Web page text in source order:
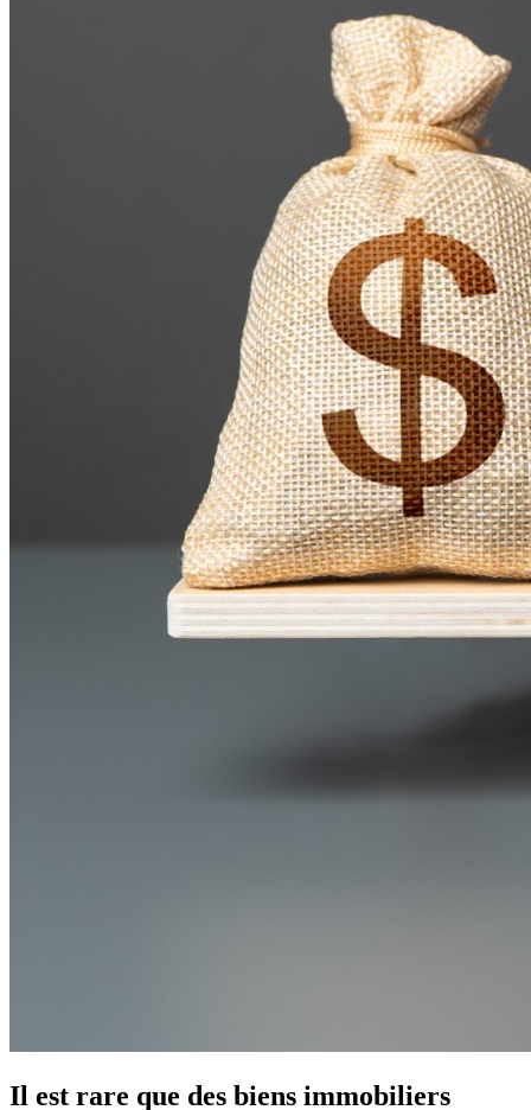
Il est rare que des biens immobiliers